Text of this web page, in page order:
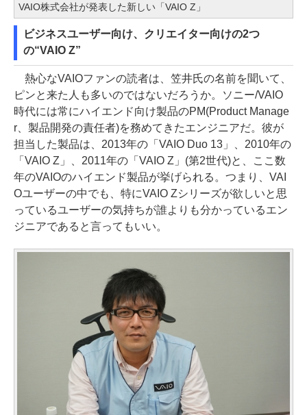
VAIO株式会社が発表した新しい「VAIO Z」
ビジネスユーザー向け、クリエイター向けの2つ
の“VAIO Z”
熱心なVAIOファンの読者は、笠井氏の名前を聞いて、
ピンと来た人も多いのではないだろうか。ソニー/VAIO
時代には常にハイエンド向け製品のPM(Product Manage
r、製品開発の責任者)を務めてきたエンジニアだ。彼が
担当した製品は、2013年の「VAIO Duo 13」、2010年の
「VAIO Z」、2011年の「VAIO Z」(第2世代)と、ここ数
年のVAIOのハイエンド製品が挙げられる。つまり、VAI
Oユーザーの中でも、特にVAIO Zシリーズが欲しいと思
っているユーザーの気持ちが誰よりも分かっているエン
ジニアであると言ってもいい。